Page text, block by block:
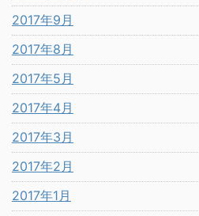
2017年9月
2017年8月
2017年5月
2017年4月
2017年3月
2017年2月
2017年1月